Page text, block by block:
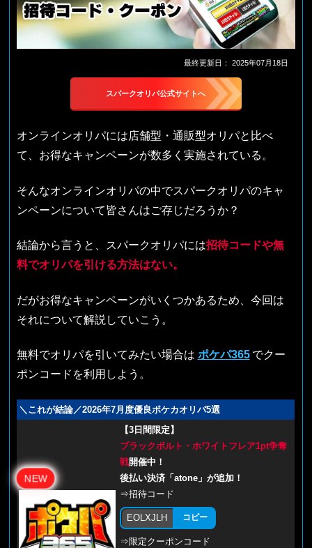
最終更新日： 2025年07月18日
スパークオリパ公式サイトへ
オンラインオリパには店舗型・通販型オリパと比べ
て、お得なキャンペーンが数多く実施されている。
そんなオンラインオリパの中でスパークオリパのキャ
ンペーンについて皆さんはご存じだろうか？
結論から言うと、スパークオリパには招待コードや無
料でオリパを引ける方法はない。
だがお得なキャンペーンがいくつかあるため、今回は
それについて解説していこう。
無料でオリパを引いてみたい場合は ポケパ365 でクー
ポンコードを利用しよう。
＼これが結論／2026年7月度優良ポケカオリパ5選
NEW
【3日間限定】
ブラックボルト・ホワイトフレア1pt争奪
戦開催中！
後払い決済「atone」が追加！
⇒招待コード
EOLXJLH コピー
⇒限定クーポンコード